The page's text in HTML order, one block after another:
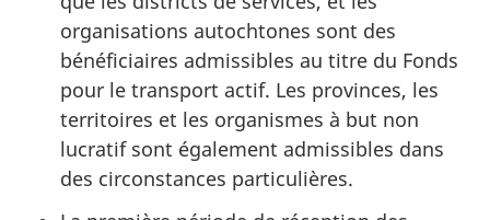
organisations autochtones sont des
bénéficiaires admissibles au titre du Fonds
pour le transport actif. Les provinces, les
territoires et les organismes à but non
lucratif sont également admissibles dans
des circonstances particulières.